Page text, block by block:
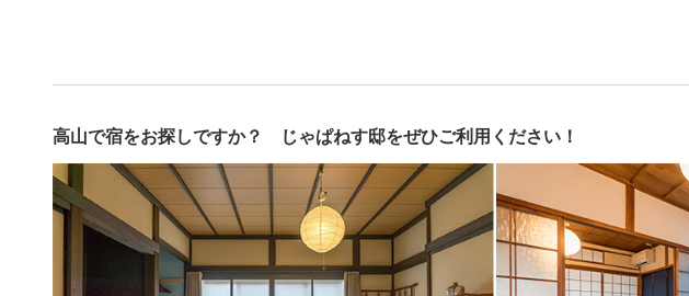
高山で宿をお探しですか？ じゃぱねす邸をぜひご利用ください！